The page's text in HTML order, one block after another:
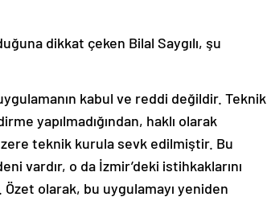
dikkat çeken Bilal Saygılı, şu
kabul ve reddi değildir. Teknik
yapılmadığından, haklı olarak
teknik kurula sevk edilmiştir. Bu
vardır, o da İzmir’deki istihkaklarını
olarak, bu uygulamayı yeniden